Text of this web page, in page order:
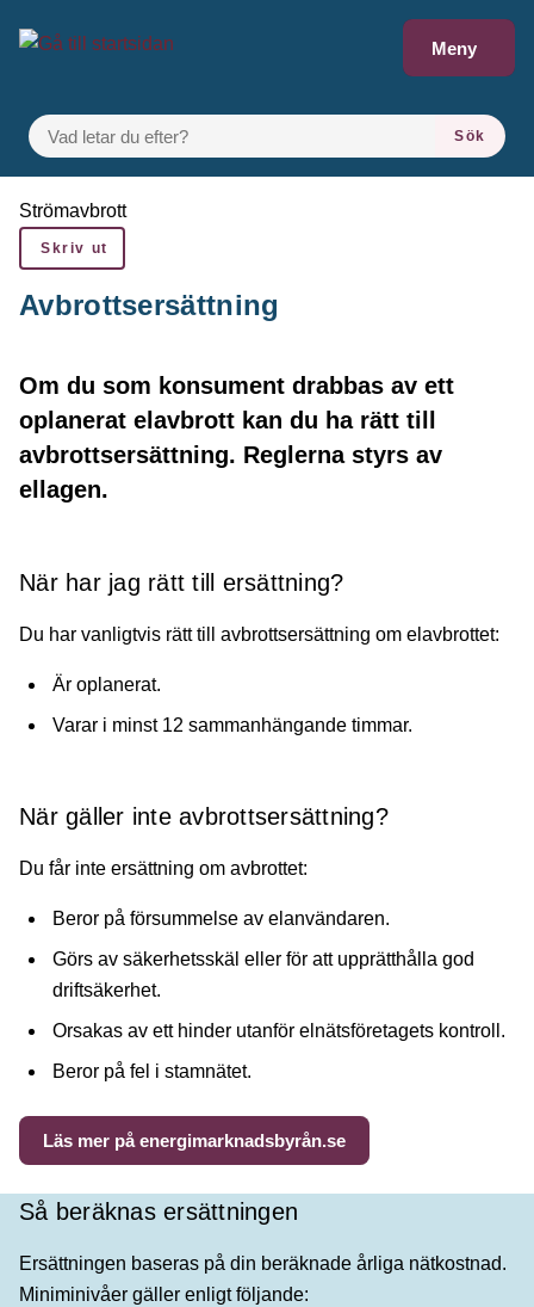
till innehåll
till sidomeny
Meny
VAD LETAR DU EFTER?
Sök
Du är här:
Strömavbrott
Skriv ut
Avbrottsersättning
Om du som konsument drabbas av ett
oplanerat elavbrott kan du ha rätt till
avbrottsersättning. Reglerna styrs av
ellagen.
När har jag rätt till ersättning?
Du har vanligtvis rätt till avbrottsersättning om elavbrottet:
Är oplanerat.
Varar i minst 12 sammanhängande timmar.
När gäller inte avbrottsersättning?
Du får inte ersättning om avbrottet:
Beror på försummelse av elanvändaren.
Görs av säkerhetsskäl eller för att upprätthålla god
driftsäkerhet.
Orsakas av ett hinder utanför elnätsföretagets kontroll.
Beror på fel i stamnätet.
Läs mer på energimarknadsbyrån.se
Så beräknas ersättningen
Ersättningen baseras på din beräknade årliga nätkostnad.
Miniminivåer gäller enligt följande: